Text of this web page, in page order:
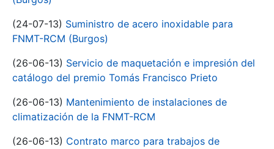
(24-07-13) Suministro de acero inoxidable para
FNMT-RCM (Burgos)
(26-06-13) Servicio de maquetación e impresión del
catálogo del premio Tomás Francisco Prieto
(26-06-13) Mantenimiento de instalaciones de
climatización de la FNMT-RCM
(26-06-13) Contrato marco para trabajos de